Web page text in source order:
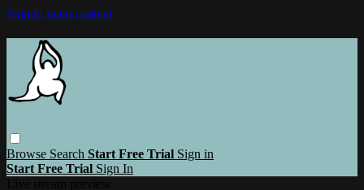
Skip to main content
Browse Search Start Free Trial Sign in
Start Free Trial Sign In